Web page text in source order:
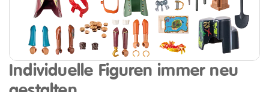
Individuelle Figuren immer neu